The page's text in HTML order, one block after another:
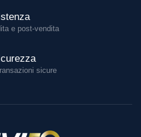
e post-vendita
sicure